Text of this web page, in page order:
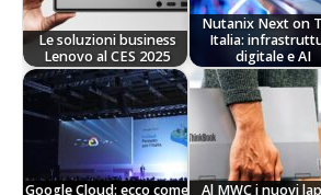
Le soluzioni business
Lenovo al CES 2025
Nutanix Next on
Italia:
digitale e AI
Google Cloud: ecco come
Al MWC i nuovi